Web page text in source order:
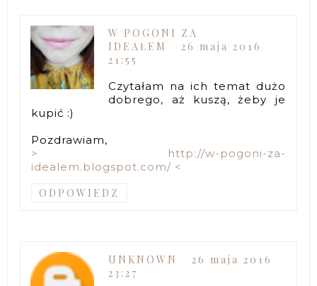
W POGONI ZA
IDEAŁEM
26 maja 2016
21:55
Czytałam na ich temat dużo
dobrego, aż kuszą, żeby je
kupić :)
Pozdrawiam,
> http://w-pogoni-za-
idealem.blogspot.com/ <
ODPOWIEDZ
UNKNOWN
26 maja 2016
23:27